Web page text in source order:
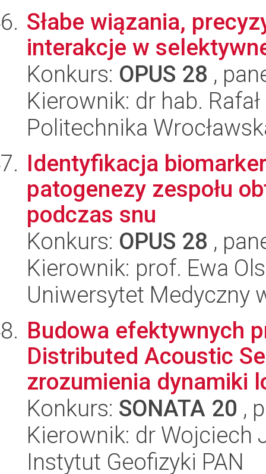
Słabe wiązania,
interakcje w
Konkurs: OPUS 28 ,
Kierownik: dr hab.
Politechnika
Identyfikacja
patogenezy zespołu
podczas snu
Konkurs: OPUS 28 ,
Kierownik: prof. Ewa
Uniwersytet Medyczny
Budowa efektywnych
Distributed Acoustic
zrozumienia dynamiki
Konkurs: SONATA 20 ,
Kierownik: dr Wojciech
Instytut Geofizyki PAN